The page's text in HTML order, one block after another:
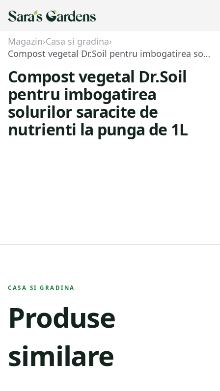
Magazin›Casa si gradina›
Compost vegetal Dr.Soil pentru imbogatirea solurilor saracite de nutrienti la punga de 1L
Compost vegetal Dr.Soil
pentru imbogatirea
solurilor saracite de
nutrienti la punga de 1L
CASA SI GRADINA
Produse
similare